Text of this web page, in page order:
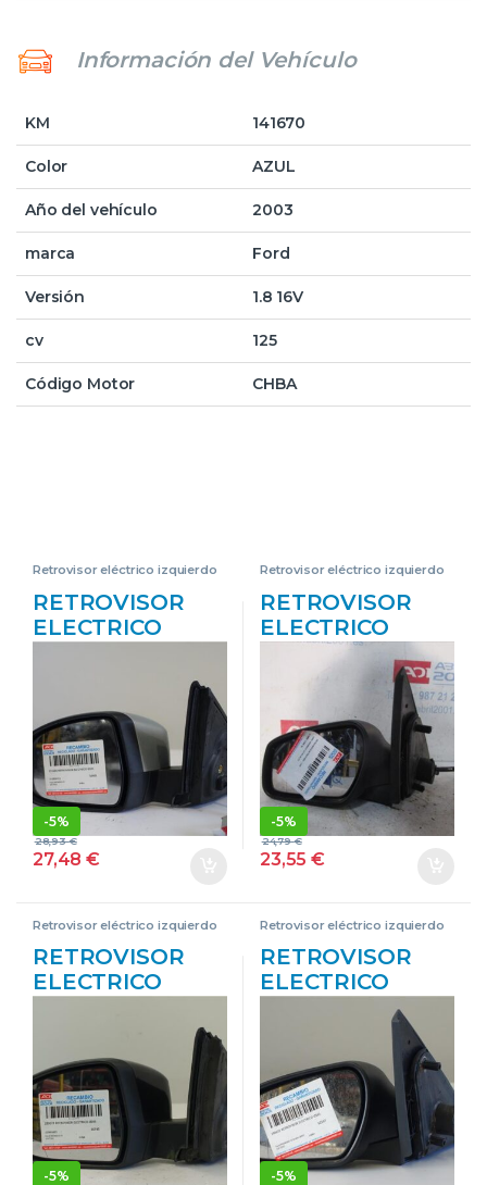
Información del Vehículo
KM 141670
Color AZUL
Año del vehículo 2003
marca Ford
Versión 1.8 16V
cv 125
Código Motor CHBA
Retrovisor eléctrico izquierdo
RETROVISOR
ELECTRICO
MONDEO IV 1.8
212836411 GRIS
ESPEJO
IZQUIERDO
-5%
27,48€
28,93€
Retrovisor eléctrico izquierdo
RETROVISOR
ELECTRICO
IZDO. FORD
MONDEO III
(B5Y) 2.0 16V
CJBB NEGRO
ESPEJO
IZQUIERDO
-5%
23,55€
24,79€
Retrovisor eléctrico izquierdo
RETROVISOR
ELECTRICO
MONDEO IV 1.8
TDCI QYBA
2198.6621
21986621 NEGRO
ESPEJO
IZQUIERDO
-5%
Retrovisor eléctrico izquierdo
RETROVISOR
ELECTRICO
MONDEO III
SEDÁN (B4Y) 2.0
TDCI FMBA
NEGRO ESPEJO
IZQUIERDO
-5%